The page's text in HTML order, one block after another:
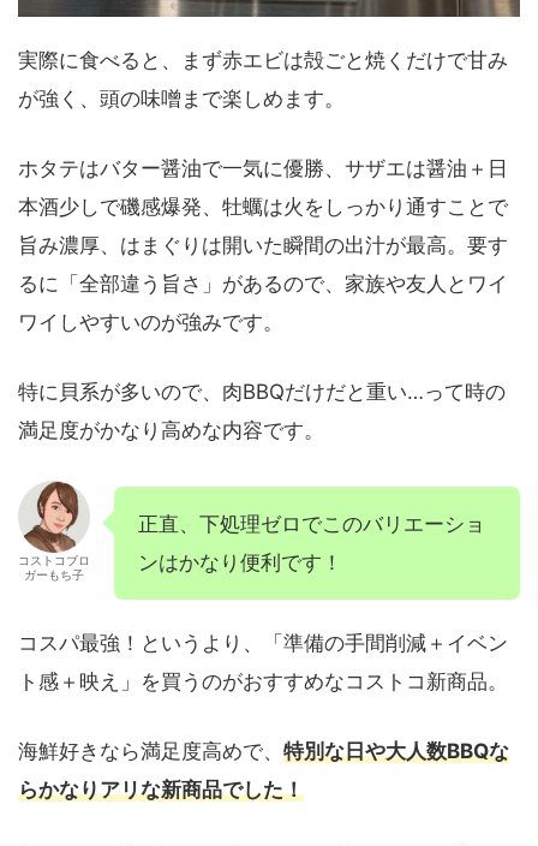
実際に食べると、まず赤エビは殻ごと焼くだけで甘み
が強く、頭の味噌まで楽しめます。
ホタテはバター醤油で一気に優勝、サザエは醤油＋日
本酒少しで磯感爆発、牡蠣は火をしっかり通すことで
旨み濃厚、はまぐりは開いた瞬間の出汁が最高。要す
るに「全部違う旨さ」があるので、家族や友人とワイ
ワイしやすいのが強みです。
特に貝系が多いので、肉BBQだけだと重い…って時の
満足度がかなり高めな内容です。
コストコブロ
ガーもち子
正直、下処理ゼロでこのバリエーショ
ンはかなり便利です！
コスパ最強！というより、「準備の手間削減＋イベン
ト感＋映え」を買うのがおすすめなコストコ新商品。
海鮮好きなら満足度高めで、 特別な日や大人数BBQな
らかなりアリな新商品でした！